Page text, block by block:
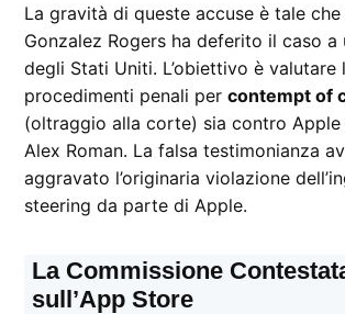
La gravità di queste accuse è tale
Gonzalez Rogers ha deferito il caso
degli Stati Uniti. L’obiettivo è
procedimenti penali percontempt of
(oltraggio alla corte) sia contro
Alex Roman. La falsa testimonianza
aggravato l’originaria violazione
steering da parte di Apple.
La Commissione
sull’App Store